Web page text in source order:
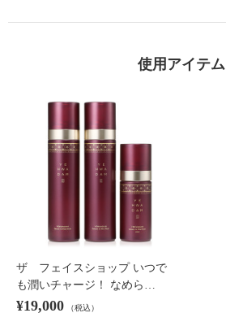
使用アイテム
ザ フェイスショップ いつで
も潤いチャージ！ なめら…
¥19,000 （税込）